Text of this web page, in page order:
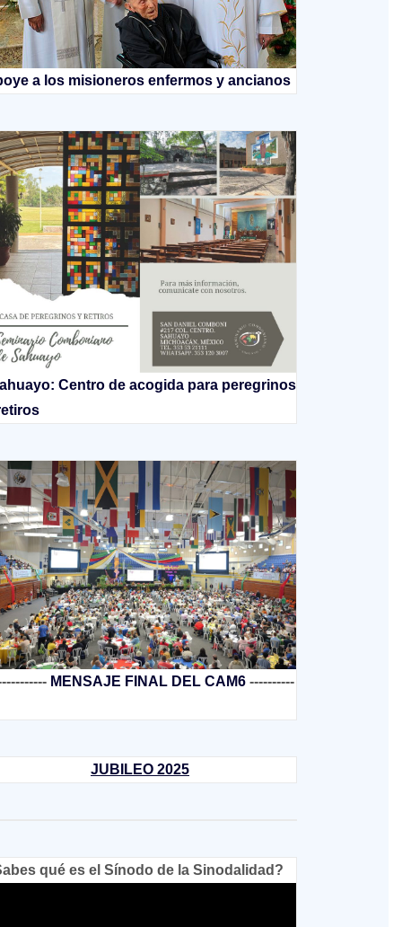
a los misioneros enfermos y ancianos
Centro de acogida para peregrinos
MENSAJE FINAL DEL CAM6 ----------
JUBILEO 2025
qué es el Sínodo de la Sinodalidad?